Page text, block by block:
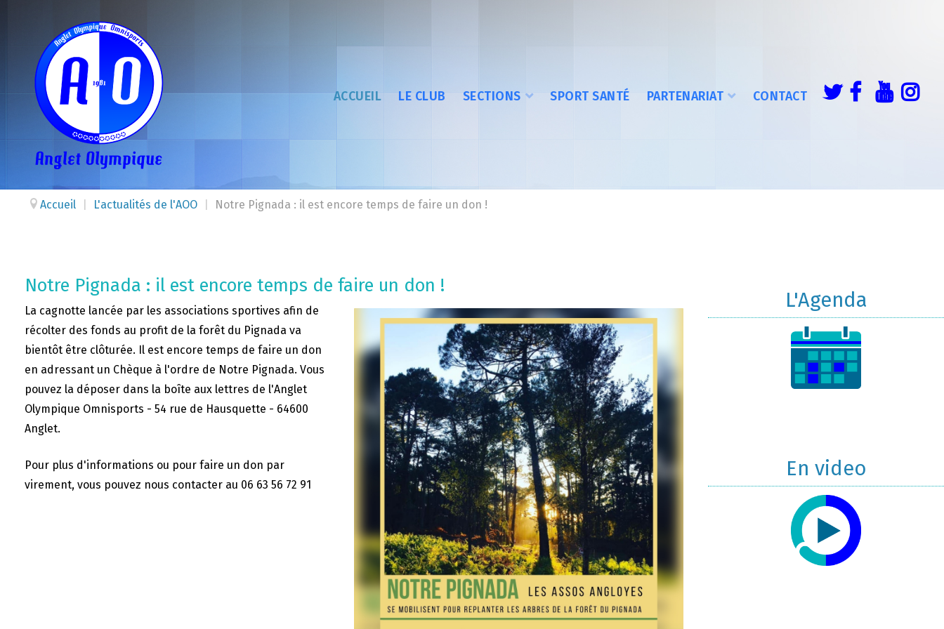
ACCUEIL LE CLUB SECTIONS SPORT SANTÉ PARTENARIAT CONTACT
Accueil L'actualités de l'AOO Notre Pignada : il est encore temps de faire un don !
L'Agenda
En video
Notre Pignada : il est encore temps de faire un don !
La cagnotte lancée par les associations sportives afin de
récolter des fonds au profit de la forêt du Pignada va
bientôt être clôturée. Il est encore temps de faire un don
en adressant un Chèque à l'ordre de Notre Pignada. Vous
pouvez la déposer dans la boîte aux lettres de l'Anglet
Olympique Omnisports - 54 rue de Hausquette - 64600
Anglet.
Pour plus d'informations ou pour faire un don par
virement, vous pouvez nous contacter au 06 63 56 72 91